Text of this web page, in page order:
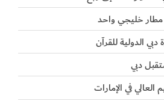
دبي
في الإمارات